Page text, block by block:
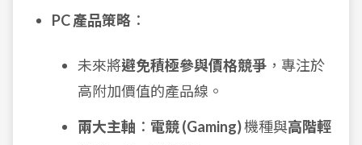
PC 產品策略 ：
未來將避免積極參與價格競爭 ，專注於
高附加價值的產品線。
兩大主軸 ： 電競 (Gaming)機種與高階輕